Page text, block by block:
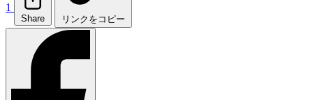
1
Share リンクをコピー